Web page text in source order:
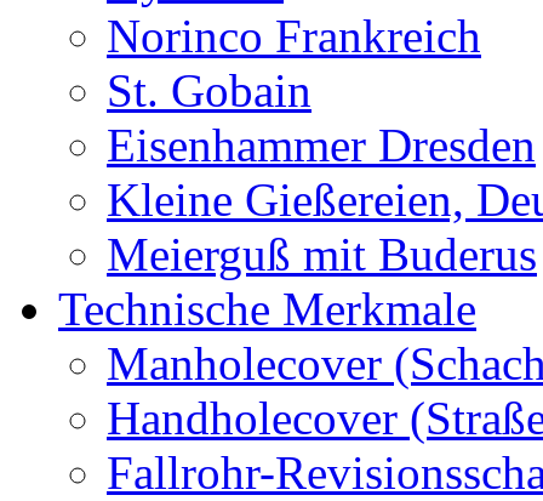
Norinco Frankreich
St. Gobain
Eisenhammer Dresden
Kleine Gießereien,
Meierguß mit Buderus
Technische Merkmale
Manholecover
Handholecover
Fallrohr-